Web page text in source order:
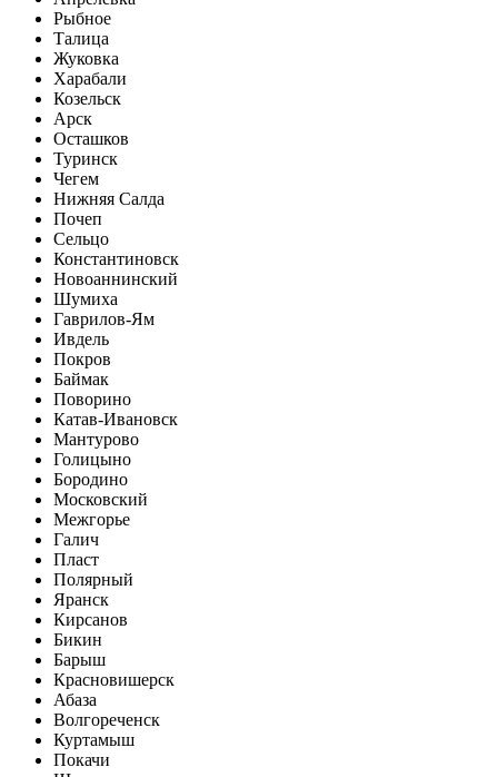
Рыбное
Талица
Жуковка
Харабали
Козельск
Арск
Осташков
Туринск
Чегем
Нижняя Салда
Почеп
Сельцо
Константиновск
Новоаннинский
Шумиха
Гаврилов-Ям
Ивдель
Покров
Баймак
Поворино
Катав-Ивановск
Мантурово
Голицыно
Бородино
Московский
Межгорье
Галич
Пласт
Полярный
Яранск
Кирсанов
Бикин
Барыш
Красновишерск
Абаза
Волгореченск
Куртамыш
Покачи